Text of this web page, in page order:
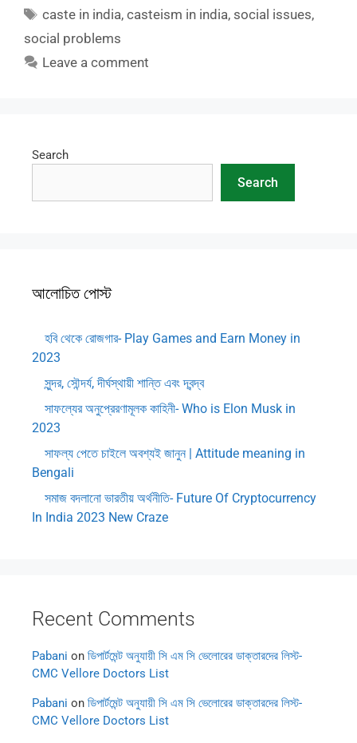
Tags
caste in india,casteism in india, social issues,
social problems
Leave a comment
Search
Search
আলোচিত পোস্ট
হবি থেকে রোজগার- Play Games and Earn Money in
2023
সুন্দর, সৌন্দর্য, দীর্ঘস্থায়ী শান্তি এবং দ্বন্দ্ব
সাফল্যের অনুপ্রেরণামূলক কাহিনী- Who is Elon Musk in
2023
সাফল্য পেতে চাইলে অবশ্যই জানুন | Attitude meaning in
Bengali
সমাজ বদলানো ভারতীয় অর্থনীতি- Future Of Cryptocurrency
In India 2023 New Craze
Recent Comments
Pabani on ডিপার্টমেন্ট অনুযায়ী সি এম সি ভেলোরের ডাক্তারদের লিস্ট-
CMC Vellore Doctors List
Pabani on ডিপার্টমেন্ট অনুযায়ী সি এম সি ভেলোরের ডাক্তারদের লিস্ট-
CMC Vellore Doctors List